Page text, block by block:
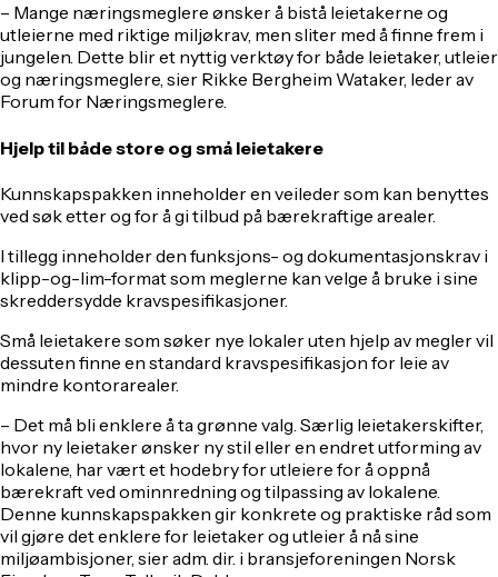
– Mange næringsmeglere ønsker å bistå leietakerne og
utleierne med riktige miljøkrav, men sliter med å finne frem i
jungelen. Dette blir et nyttig verktøy for både leietaker, utleier
og næringsmeglere, sier Rikke Bergheim Wataker, leder av
Forum for Næringsmeglere.
Hjelp til både store og små leietakere
Kunnskapspakken inneholder en veileder som kan benyttes
ved søk etter og for å gi tilbud på bærekraftige arealer.
I tillegg inneholder den funksjons- og dokumentasjonskrav i
klipp-og-lim-format som meglerne kan velge å bruke i sine
skreddersydde kravspesifikasjoner.
Små leietakere som søker nye lokaler uten hjelp av megler vil
dessuten finne en standard kravspesifikasjon for leie av
mindre kontorarealer.
– Det må bli enklere å ta grønne valg. Særlig leietakerskifter,
hvor ny leietaker ønsker ny stil eller en endret utforming av
lokalene, har vært et hodebry for utleiere for å oppnå
bærekraft ved ominnredning og tilpassing av lokalene.
Denne kunnskapspakken gir konkrete og praktiske råd som
vil gjøre det enklere for leietaker og utleier å nå sine
miljøambisjoner, sier adm. dir. i bransjeforeningen Norsk